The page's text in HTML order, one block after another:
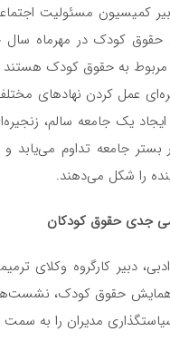
کمیسیون مسئولیت‌
حقوق کودک در مهرماه
به حقوق کودک هستند
عمل کردن نهادهای
یک جامعه سالم،
بستر جامعه تداوم
را شکل می‌دهند.
جدی حقوق کودکان
دبیر کارگروه وکلای
همایش حقوق کودک،
مدیران را به